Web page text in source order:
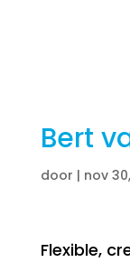
Bert
door | nov
Flexible,